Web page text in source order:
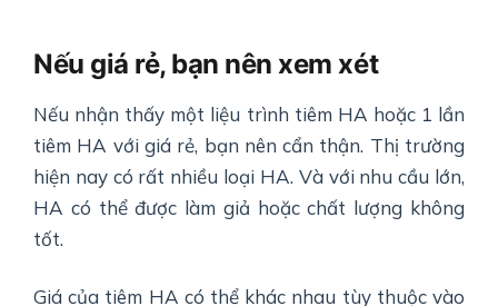
Nếu giá rẻ, bạn nên xem xét
Nếu nhận thấy một liệu trình tiêm HA hoặc 1 lần
tiêm HA với giá rẻ, bạn nên cẩn thận. Thị trường
hiện nay có rất nhiều loại HA. Và với nhu cầu lớn,
HA có thể được làm giả hoặc chất lượng không
tốt.
Giá của tiêm HA có thể khác nhau tùy thuộc vào